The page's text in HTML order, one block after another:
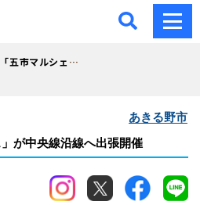
-東京・西多摩の
ェ」が中央線沿線へ出張開催
が中央線沿線へ出張開催
あきる野市